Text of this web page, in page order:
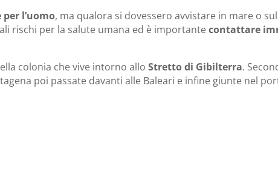
l’uomo, ma qualora si dovessero avvistare in mare o
rischi per la salute umana ed è importantecontattare
colonia che vive intorno allo Stretto di Gibilterra.
poi passate davanti alle Baleari e infine giunte nel